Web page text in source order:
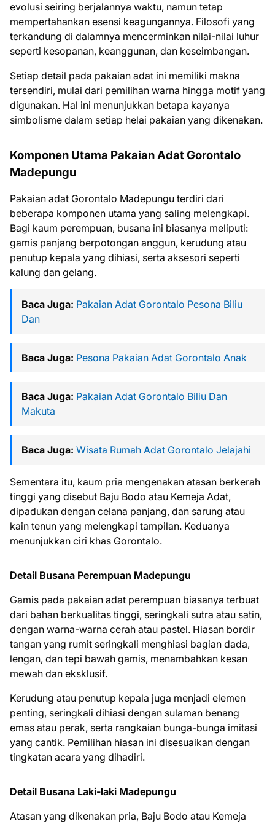
evolusi seiring berjalannya waktu, namun tetap
mempertahankan esensi keagungannya. Filosofi yang
terkandung di dalamnya mencerminkan nilai-nilai luhur
seperti kesopanan, keanggunan, dan keseimbangan.
Setiap detail pada pakaian adat ini memiliki makna
tersendiri, mulai dari pemilihan warna hingga motif yang
digunakan. Hal ini menunjukkan betapa kayanya
simbolisme dalam setiap helai pakaian yang dikenakan.
Komponen Utama Pakaian Adat Gorontalo
Madepungu
Pakaian adat Gorontalo Madepungu terdiri dari
beberapa komponen utama yang saling melengkapi.
Bagi kaum perempuan, busana ini biasanya meliputi:
gamis panjang berpotongan anggun, kerudung atau
penutup kepala yang dihiasi, serta aksesori seperti
kalung dan gelang.
Baca Juga: Pakaian Adat Gorontalo Pesona Biliu
Dan
Baca Juga: Pesona Pakaian Adat Gorontalo Anak
Baca Juga: Pakaian Adat Gorontalo Biliu Dan
Makuta
Baca Juga: Wisata Rumah Adat Gorontalo Jelajahi
Sementara itu, kaum pria mengenakan atasan berkerah
tinggi yang disebut Baju Bodo atau Kemeja Adat,
dipadukan dengan celana panjang, dan sarung atau
kain tenun yang melengkapi tampilan. Keduanya
menunjukkan ciri khas Gorontalo.
Detail Busana Perempuan Madepungu
Gamis pada pakaian adat perempuan biasanya terbuat
dari bahan berkualitas tinggi, seringkali sutra atau satin,
dengan warna-warna cerah atau pastel. Hiasan bordir
tangan yang rumit seringkali menghiasi bagian dada,
lengan, dan tepi bawah gamis, menambahkan kesan
mewah dan eksklusif.
Kerudung atau penutup kepala juga menjadi elemen
penting, seringkali dihiasi dengan sulaman benang
emas atau perak, serta rangkaian bunga-bunga imitasi
yang cantik. Pemilihan hiasan ini disesuaikan dengan
tingkatan acara yang dihadiri.
Detail Busana Laki-laki Madepungu
Atasan yang dikenakan pria, Baju Bodo atau Kemeja